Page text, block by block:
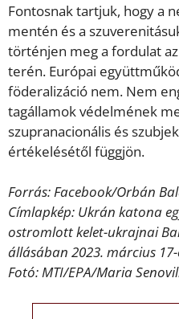
Fontosnak tartjuk, hogy a
mentén és a
történjen meg a fordulat
terén. Európai
föderalizáció nem. Nem
tagállamok védelmének
szupranacionális és
értékelésétől függjön.
Forrás: Facebook/Orbán
Címlapkép: Ukrán katona
ostromlott kelet-ukrajnai
állásában 2023. március
Fotó: MTI/EPA/Maria